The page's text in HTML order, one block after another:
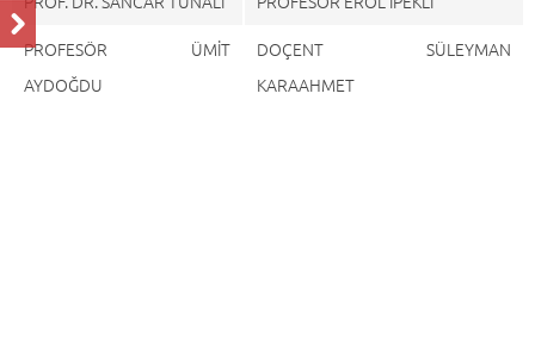
PROFESÖR ÜMİT
AYDOĞDU
DOÇENT SÜLEYMAN
KARAAHMET